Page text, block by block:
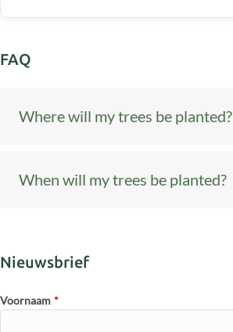
FAQ
Where will my trees be planted?
here.
When will my trees be planted?
In Africa starting in February.
Nieuwsbrief
Voornaam *